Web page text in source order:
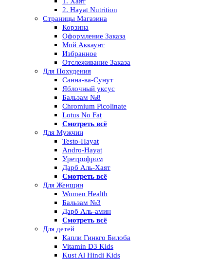
2. Hayat Nutrition
Страницы Магазина
Корзина
Оформление Заказа
Мой Аккаунт
Избранное
Отслеживание Заказа
Для Похудения
Санна-ва-Сунут
Яблочный уксус
Бальзам №8
Chromium Picolinate
Lotus No Fat
Смотреть всё
Для Мужчин
Testo-Hayat
Andro-Hayat
Уретрофром
Дарб Аль-Хаят
Смотреть всё
Для Женщин
Women Health
Бальзам №3
Дарб Аль-амин
Смотреть всё
Для детей
Капли Гинкго Билоба
Vitamin D3 Kids
Kust Al Hindi Kids